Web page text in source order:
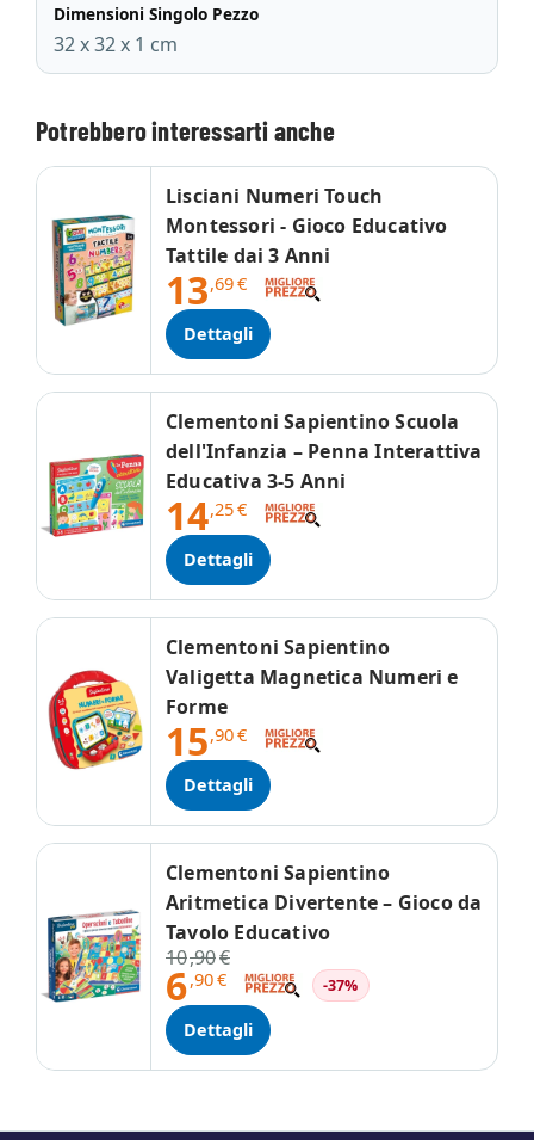
Dimensioni Singolo Pezzo
32 x 32 x 1 cm
Potrebbero interessarti anche
Lisciani Numeri Touch
Montessori - Gioco Educativo
Tattile dai 3 Anni
13,69€
Dettagli
Clementoni Sapientino Scuola
dell'Infanzia – Penna Interattiva
Educativa 3-5 Anni
14,25€
Dettagli
Clementoni Sapientino
Valigetta Magnetica Numeri e
Forme
15,90€
Dettagli
Clementoni Sapientino
Aritmetica Divertente – Gioco da
Tavolo Educativo
10,90€
6,90€ -37%
Dettagli